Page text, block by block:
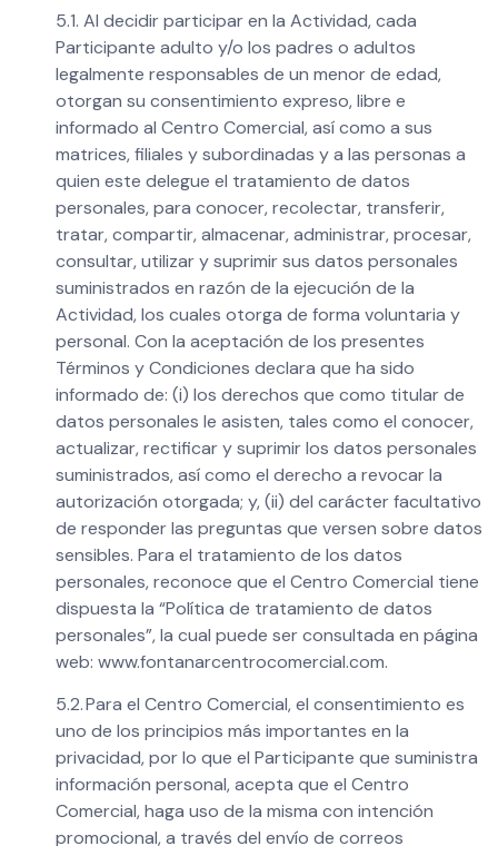
5.1. Al decidir participar en la Actividad, cada
Participante adulto y/o los padres o adultos
legalmente responsables de un menor de edad,
otorgan su consentimiento expreso, libre e
informado al Centro Comercial, así como a sus
matrices, filiales y subordinadas y a las personas a
quien este delegue el tratamiento de datos
personales, para conocer, recolectar, transferir,
tratar, compartir, almacenar, administrar, procesar,
consultar, utilizar y suprimir sus datos personales
suministrados en razón de la ejecución de la
Actividad, los cuales otorga de forma voluntaria y
personal. Con la aceptación de los presentes
Términos y Condiciones declara que ha sido
informado de: (i) los derechos que como titular de
datos personales le asisten, tales como el conocer,
actualizar, rectificar y suprimir los datos personales
suministrados, así como el derecho a revocar la
autorización otorgada; y, (ii) del carácter facultativo
de responder las preguntas que versen sobre datos
sensibles. Para el tratamiento de los datos
personales, reconoce que el Centro Comercial tiene
dispuesta la “Política de tratamiento de datos
personales”, la cual puede ser consultada en página
web: www.fontanarcentrocomercial.com.
5.2. Para el Centro Comercial, el consentimiento es
uno de los principios más importantes en la
privacidad, por lo que el Participante que suministra
información personal, acepta que el Centro
Comercial, haga uso de la misma con intención
promocional, a través del envío de correos